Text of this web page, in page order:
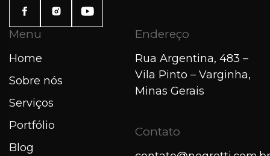
Menu
Home
Sobre nós
Serviços
Portfólio
Blog
Endereço
Rua Argentina, 483 –
Vila Pinto – Varginha,
Minas Gerais
Contato